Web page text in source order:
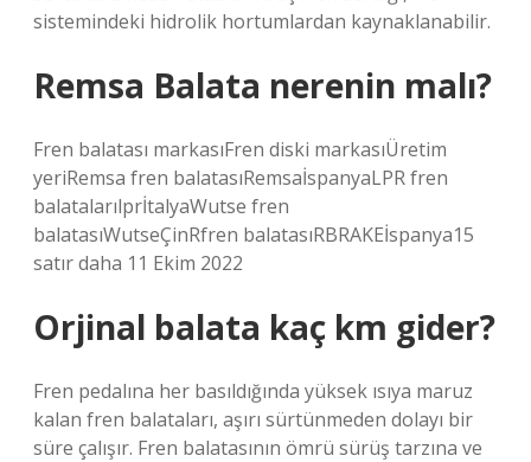
sistemindeki hidrolik hortumlardan kaynaklanabilir.
Remsa Balata nerenin malı?
Fren balatası markasıFren diski markasıÜretim
yeriRemsa fren balatasıRemsaİspanyaLPR fren
balatalarılprİtalyaWutse fren
balatasıWutseÇinRfren balatasıRBRAKEİspanya15
satır daha 11 Ekim 2022
Orjinal balata kaç km gider?
Fren pedalına her basıldığında yüksek ısıya maruz
kalan fren balataları, aşırı sürtünmeden dolayı bir
süre çalışır. Fren balatasının ömrü sürüş tarzına ve